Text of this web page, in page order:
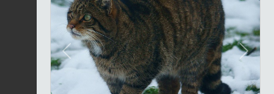
Previous Next